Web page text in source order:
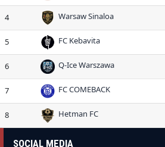
4 Warsaw Sinaloa
5 FC Kebavita
6 Q-Ice Warszawa
7 FC COMEBACK
8 Hetman FC
SOCIAL MEDIA